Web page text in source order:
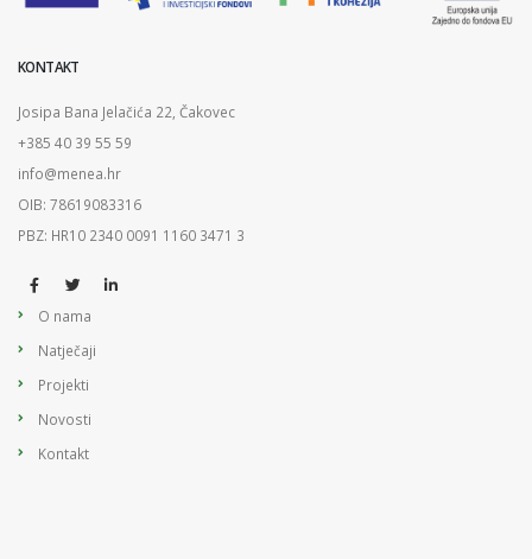
KONTAKT
Josipa Bana Jelačića 22, Čakovec
+385 40 39 55 59
info@menea.hr
OIB: 78619083316
PBZ: HR10 2340 0091 1160 3471 3
O nama
Natječaji
Projekti
Novosti
Kontakt